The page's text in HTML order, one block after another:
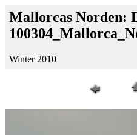
Mallorcas Norden:
Winter 2010